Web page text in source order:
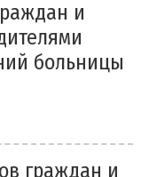
и
больницы
граждан и